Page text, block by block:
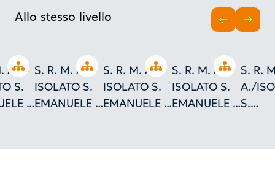
Allo stesso livello
Open tree
A. -
S.
-
Open tree
S. R. M. A. -
ISOLATO S.
EMANUELE -
Open tree
S. R. M. A. -
ISOLATO S.
EMANUELE -
Open tree
S. R. M. A. -
ISOLATO S.
EMANUELE -
S. R.
A./
S.
INDIETRO